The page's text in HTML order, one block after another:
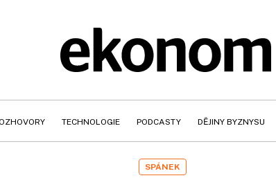
TECHNOLOGIE PODCASTY DĚJINY BYZNYSU
SPÁNEK